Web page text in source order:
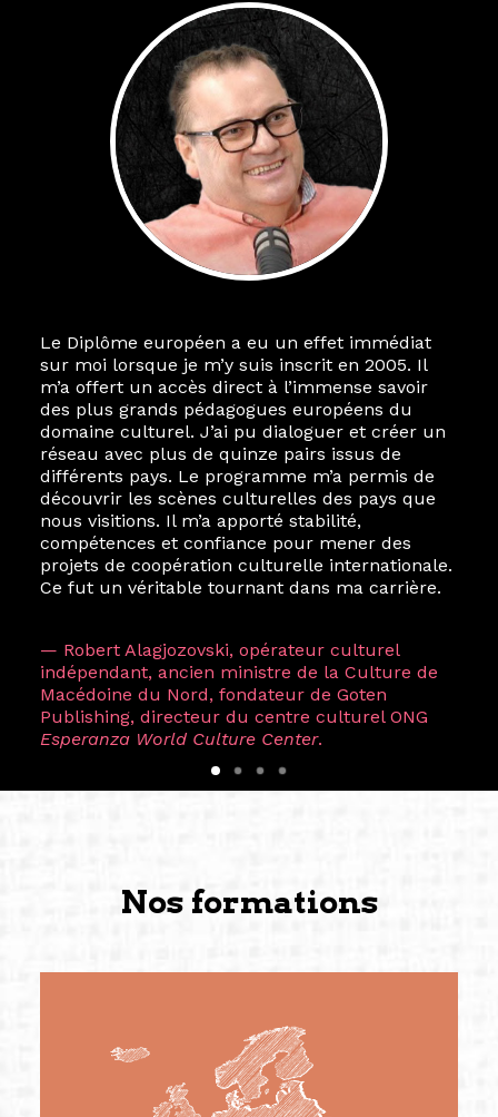
Le Diplôme européen a eu un effet immédiat
sur moi lorsque je m’y suis inscrit en 2005. Il
m’a offert un accès direct à l’immense savoir
des plus grands pédagogues européens du
domaine culturel. J’ai pu dialoguer et créer un
réseau avec plus de quinze pairs issus de
différents pays. Le programme m’a permis de
découvrir les scènes culturelles des pays que
nous visitions. Il m’a apporté stabilité,
compétences et confiance pour mener des
projets de coopération culturelle internationale.
Ce fut un véritable tournant dans ma carrière.
— Robert Alagjozovski, opérateur culturel
indépendant, ancien ministre de la Culture de
Macédoine du Nord, fondateur de Goten
Publishing, directeur du centre culturel ONG
Esperanza World Culture Center.
Nos formations